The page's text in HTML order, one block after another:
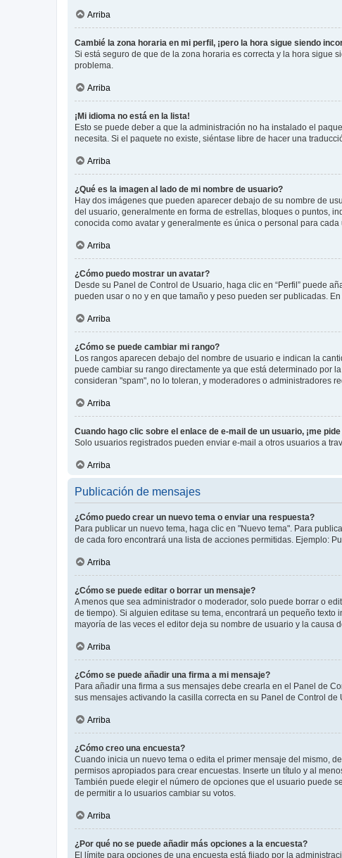
Arriba
Cambié la zona horaria en mi perfil, ¡pero la hora sigue siendo
Si está seguro de que de la zona horaria es correcta y la hora sigue
problema.
Arriba
¡Mi idioma no está en la lista!
Esto se puede deber a que la administración no ha instalado el
necesita. Si el paquete no existe, siéntase libre de hacer una
Arriba
¿Qué es la imagen al lado de mi nombre de usuario?
Hay dos imágenes que pueden aparecer debajo de su nombre de
del usuario, generalmente en forma de estrellas, bloques o puntos,
conocida como avatar y generalmente es única o personal para cada
Arriba
¿Cómo puedo mostrar un avatar?
Desde su Panel de Control de Usuario, haga clic en “Perfil” puede
pueden usar o no y en que tamaño y peso pueden ser publicadas.
Arriba
¿Cómo se puede cambiar mi rango?
Los rangos aparecen debajo del nombre de usuario e indican la
puede cambiar su rango directamente ya que está determinado por
consideran "spam", no lo toleran, y moderadores o administradores
Arriba
Cuando hago clic sobre el enlace de e-mail de un usuario, ¡me
Solo usuarios registrados pueden enviar e-mail a otros usuarios a
Arriba
Publicación de mensajes
¿Cómo puedo crear un nuevo tema o enviar una respuesta?
Para publicar un nuevo tema, haga clic en "Nuevo tema". Para
de cada foro encontrará una lista de acciones permitidas. Ejemplo:
Arriba
¿Cómo se puede editar o borrar un mensaje?
A menos que sea administrador o moderador, solo puede borrar o
de tiempo). Si alguien editase su tema, encontrará un pequeño
mayoría de las veces el editor deja su nombre de usuario y la causa
Arriba
¿Cómo se puede añadir una firma a mi mensaje?
Para añadir una firma a sus mensajes debe crearla en el Panel de
sus mensajes activando la casilla correcta en su Panel de Control
Arriba
¿Cómo creo una encuesta?
Cuando inicia un nuevo tema o edita el primer mensaje del mismo,
permisos apropiados para crear encuestas. Inserte un título y al
También puede elegir el número de opciones que el usuario puede
de permitir a lo usuarios cambiar su votos.
Arriba
¿Por qué no se puede añadir más opciones a la encuesta?
El límite para opciones de una encuesta está fijado por la